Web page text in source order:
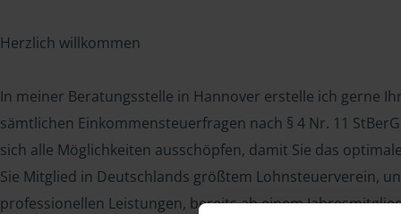
Herzlich willkommen
In meiner Beratungsstelle in Hannover erstelle ich gerne
sämtlichen Einkommensteuerfragen nach § 4 Nr. 11
sich alle Möglichkeiten ausschöpfen, damit Sie das
Sie Mitglied in Deutschlands größtem Lohnsteuerverein,
professionellen Leistungen, bereits ab einem